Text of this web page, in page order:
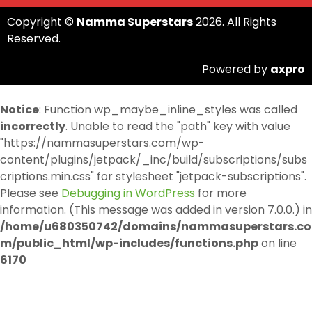
Copyright © Namma Superstars2026. All Rights
Reserved.
Powered by axpro
Notice: Function wp_maybe_inline_styles was called
incorrectly. Unable to read the "path" key with value
"https://nammasuperstars.com/wp-
content/plugins/jetpack/_inc/build/subscriptions/subs
criptions.min.css" for stylesheet "jetpack-subscriptions".
Please see Debugging in WordPress for more
information. (This message was added in version 7.0.0.) in
/home/u680350742/domains/nammasuperstars.co
m/public_html/wp-includes/functions.phpon line
6170